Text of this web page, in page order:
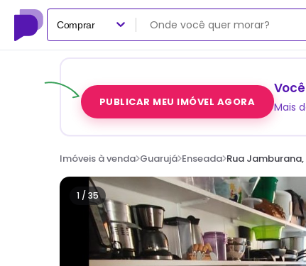
Comprar
PUBLICAR MEU IMÓVEL AGORA Mais
Imóveis à venda Guarujá Enseada Rua
1 / 35